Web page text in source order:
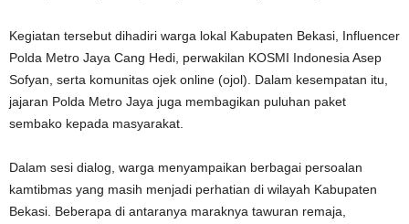
Kegiatan tersebut dihadiri warga lokal Kabupaten Bekasi, Influencer
Polda Metro Jaya Cang Hedi, perwakilan KOSMI Indonesia Asep
Sofyan, serta komunitas ojek online (ojol). Dalam kesempatan itu,
jajaran Polda Metro Jaya juga membagikan puluhan paket
sembako kepada masyarakat.
Dalam sesi dialog, warga menyampaikan berbagai persoalan
kamtibmas yang masih menjadi perhatian di wilayah Kabupaten
Bekasi. Beberapa di antaranya maraknya tawuran remaja,